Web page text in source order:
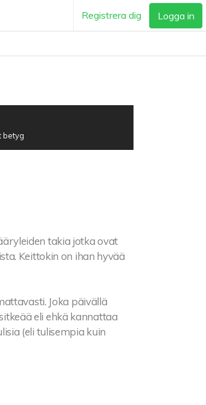
Registrera dig Logga in
betyg
takia jotka ovat
Keittokin on ihan hyvää
Joka päivällä
eli ehkä kannattaa
(eli tulisempia kuin